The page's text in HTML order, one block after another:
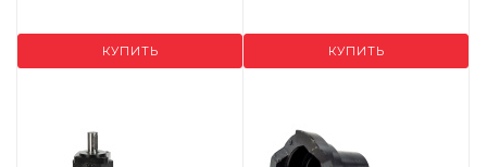
КУПИТЬ КУПИТЬ